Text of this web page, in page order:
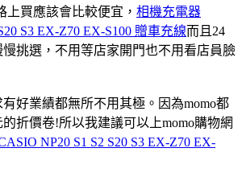
上買應該會比較便宜， 相機充電器
S3 EX-Z70 EX-S100 贈車充線而且24
挑選，不用等店家開門也不用看店員臉
好業績都無所不用其極。因為momo都
的折價卷!所以我建議可以上momo購物網
NP20 S1 S2 S20 S3 EX-Z70 EX-